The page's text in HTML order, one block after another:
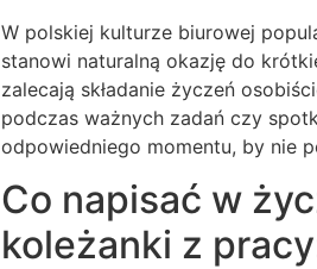
W polskiej kulturze biurowej
stanowi naturalną okazję do
zalecają składanie życzeń
podczas ważnych zadań czy
odpowiedniego momentu, by nie
Co napisać w
koleżanki z